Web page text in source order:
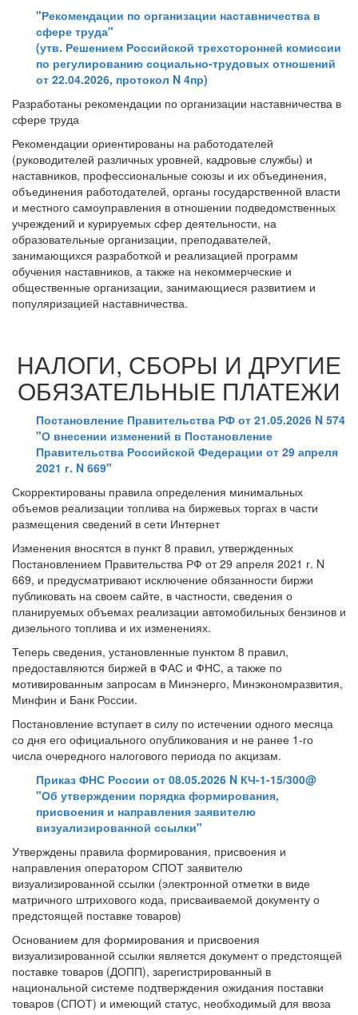
"Рекомендации по организации наставничества в
сфере труда"
(утв. Решением Российской трехсторонней комиссии
по регулированию социально-трудовых отношений
от 22.04.2026, протокол N 4пр)
Разработаны рекомендации по организации наставничества в
сфере труда
Рекомендации ориентированы на работодателей
(руководителей различных уровней, кадровые службы) и
наставников, профессиональные союзы и их объединения,
объединения работодателей, органы государственной власти
и местного самоуправления в отношении подведомственных
учреждений и курируемых сфер деятельности, на
образовательные организации, преподавателей,
занимающихся разработкой и реализацией программ
обучения наставников, а также на некоммерческие и
общественные организации, занимающиеся развитием и
популяризацией наставничества.
НАЛОГИ, СБОРЫ И ДРУГИЕ
ОБЯЗАТЕЛЬНЫЕ ПЛАТЕЖИ
Постановление Правительства РФ от 21.05.2026 N 574
"О внесении изменений в Постановление
Правительства Российской Федерации от 29 апреля
2021 г. N 669"
Скорректированы правила определения минимальных
объемов реализации топлива на биржевых торгах в части
размещения сведений в сети Интернет
Изменения вносятся в пункт 8 правил, утвержденных
Постановлением Правительства РФ от 29 апреля 2021 г. N
669, и предусматривают исключение обязанности биржи
публиковать на своем сайте, в частности, сведения о
планируемых объемах реализации автомобильных бензинов и
дизельного топлива и их изменениях.
Теперь сведения, установленные пунктом 8 правил,
предоставляются биржей в ФАС и ФНС, а также по
мотивированным запросам в Минэнерго, Минэкономразвития,
Минфин и Банк России.
Постановление вступает в силу по истечении одного месяца
со дня его официального опубликования и не ранее 1-го
числа очередного налогового периода по акцизам.
Приказ ФНС России от 08.05.2026 N КЧ-1-15/300@
"Об утверждении порядка формирования,
присвоения и направления заявителю
визуализированной ссылки"
Утверждены правила формирования, присвоения и
направления оператором СПОТ заявителю
визуализированной ссылки (электронной отметки в виде
матричного штрихового кода, присваиваемой документу о
предстоящей поставке товаров)
Основанием для формирования и присвоения
визуализированной ссылки является документ о предстоящей
поставке товаров (ДОПП), зарегистрированный в
национальной системе подтверждения ожидания поставки
товаров (СПОТ) и имеющий статус, необходимый для ввоза